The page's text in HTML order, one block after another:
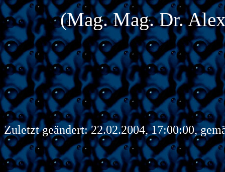
(Mag. Mag. Dr.
Zuletzt geändert:22.02.2004,17:00:00,